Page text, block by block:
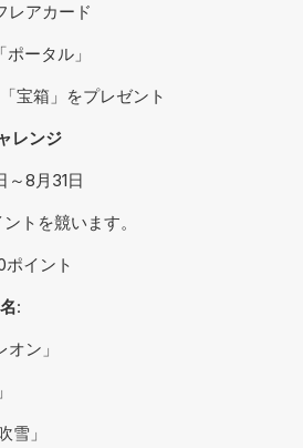
フレアカード
4~5名には「ポータル」
6~10名には「宝箱」をプレゼント
レンジ
～8月31日
トを競います。
イント
:
レオン」
吹雪」